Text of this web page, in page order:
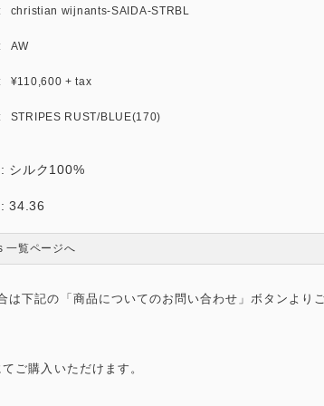
christian wijnants-SAIDA-STRBL
AW
¥110,600 + tax
STRIPES RUST/BLUE(170)
100%
覧ページへ
は下記の「商品についてのお問い合わせ」ボタンより
ご購入いただけます。